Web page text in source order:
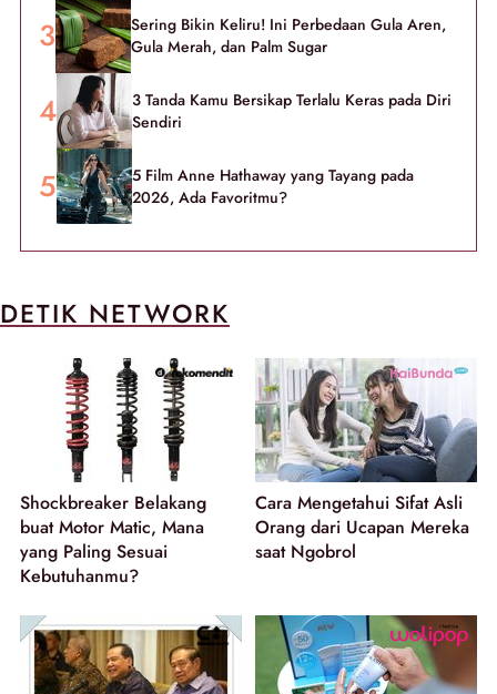
Sering Bikin Keliru! Ini Perbedaan Gula Aren,
Gula Merah, dan Palm Sugar
3 Tanda Kamu Bersikap Terlalu Keras pada Diri
Sendiri
5 Film Anne Hathaway yang Tayang pada
2026, Ada Favoritmu?
DETIK NETWORK
Shockbreaker Belakang
buat Motor Matic, Mana
yang Paling Sesuai
Kebutuhanmu?
Cara Mengetahui Sifat Asli
Orang dari Ucapan Mereka
saat Ngobrol